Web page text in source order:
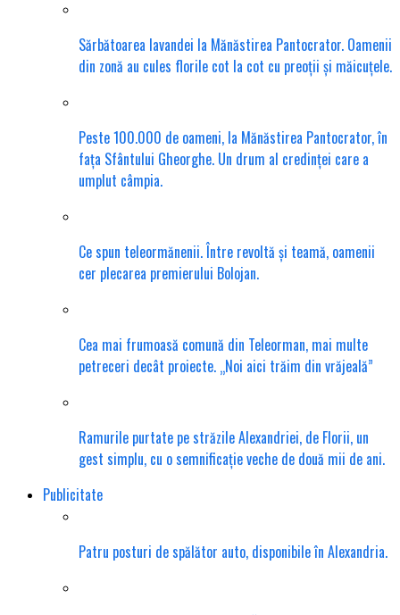
Sărbătoarea lavandei la Mănăstirea Pantocrator. Oamenii
din zonă au cules florile cot la cot cu preoții și măicuțele.
Peste 100.000 de oameni, la Mănăstirea Pantocrator, în
fața Sfântului Gheorghe. Un drum al credinței care a
umplut câmpia.
Ce spun teleormănenii. Între revoltă și teamă, oamenii
cer plecarea premierului Bolojan.
Cea mai frumoasă comună din Teleorman, mai multe
petreceri decât proiecte. „Noi aici trăim din vrăjeală”
Ramurile purtate pe străzile Alexandriei, de Florii, un
gest simplu, cu o semnificație veche de două mii de ani.
Publicitate
Patru posturi de spălător auto, disponibile în Alexandria.